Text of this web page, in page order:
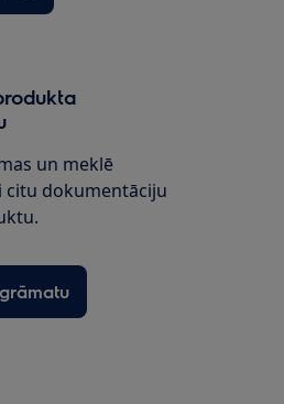
un meklē
citu dokumentāciju